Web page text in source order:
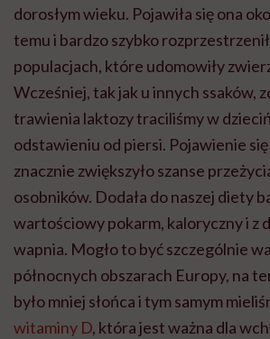
dorosłym wieku. Pojawiła się ona
temu i bardzo szybko
populacjach, które udomowiły
Wcześniej, tak jak u innych ssaków,
trawienia laktozy traciliśmy w
odstawieniu od piersi. Pojawienie
znacznie zwiększyło szanse
osobników. Dodała do naszej diety
wartościowy pokarm, kaloryczny i z
wapnia. Mogło to być szczególnie
północnych obszarach Europy, na
było mniej słońca i tym samym
witaminy D, która jest ważna dla